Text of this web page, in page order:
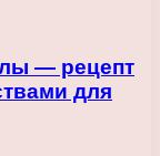
— рецепт
для